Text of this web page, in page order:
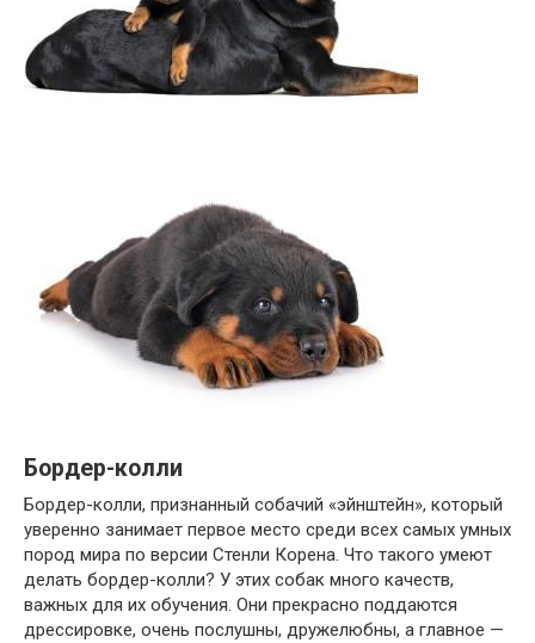
Бордер-колли
Бордер-колли, признанный собачий «эйнштейн», который
уверенно занимает первое место среди всех самых умных
пород мира по версии Стенли Корена. Что такого умеют
делать бордер-колли? У этих собак много качеств,
важных для их обучения. Они прекрасно поддаются
дрессировке, очень послушны, дружелюбны, а главное —